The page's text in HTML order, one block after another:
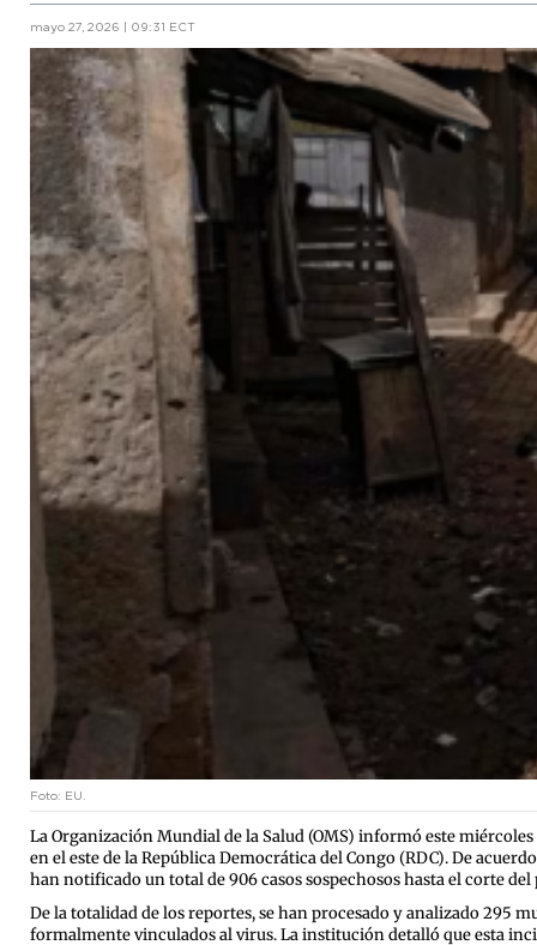
mayo 27, 2026 | 09:31 ECT
Foto: EU.
La Organización Mundial de la Salud (OMS) informó este miércoles
en el este de la República Democrática del Congo (RDC). De
han notificado un total de 906 casos sospechosos hasta el corte del
De la totalidad de los reportes, se han procesado y analizado 295
formalmente vinculados al virus. La institución detalló que esta